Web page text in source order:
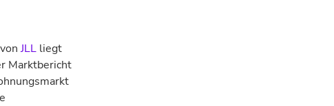
JLL liegt
Marktbericht